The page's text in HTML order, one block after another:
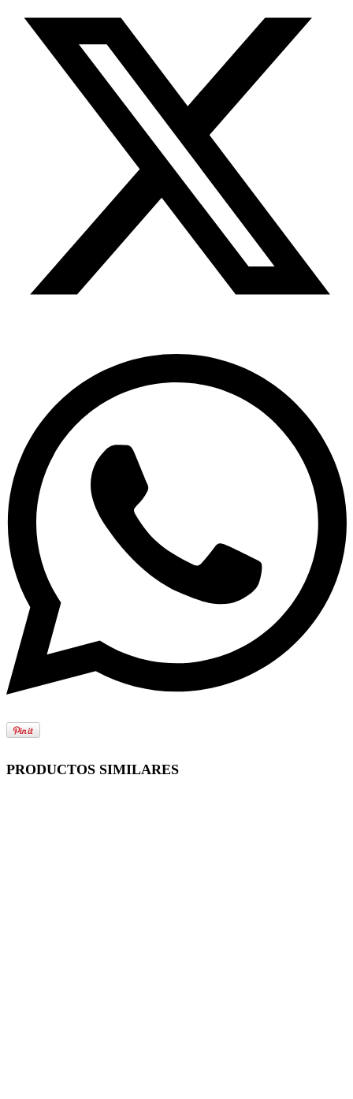
PRODUCTOS SIMILARES